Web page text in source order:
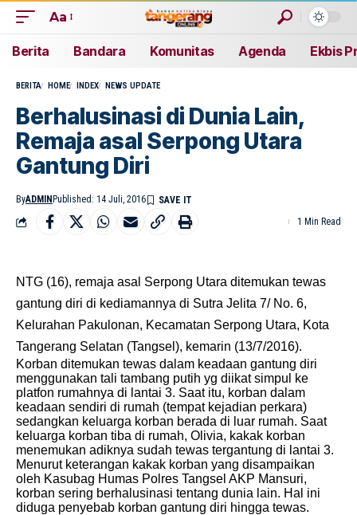
Aa
Berita Bandara Komunitas Agenda Ekbis
BERITA HOME INDEX NEWS UPDATE
Berhalusinasi di Dunia Lain,
Remaja asal Serpong Utara
Gantung Diri
ByADMIN Published: 14 Juli, 2016
1 Min Read
NTG (16), remaja asal Serpong Utara ditemukan tewas
gantung diri di kediamannya di Sutra Jelita 7/ No. 6,
Kelurahan Pakulonan, Kecamatan Serpong Utara, Kota
Tangerang Selatan (Tangsel), kemarin (13/7/2016).
Korban ditemukan tewas dalam keadaan gantung diri
menggunakan tali tambang putih yg diikat simpul ke
platfon rumahnya di lantai 3. Saat itu, korban dalam
keadaan sendiri di rumah (tempat kejadian perkara)
sedangkan keluarga korban berada di luar rumah. Saat
keluarga korban tiba di rumah, Olivia, kakak korban
menemukan adiknya sudah tewas tergantung di lantai 3.
Menurut keterangan kakak korban yang disampaikan
oleh Kasubag Humas Polres Tangsel AKP Mansuri,
korban sering berhalusinasi tentang dunia lain. Hal ini
diduga penyebab korban gantung diri hingga tewas.